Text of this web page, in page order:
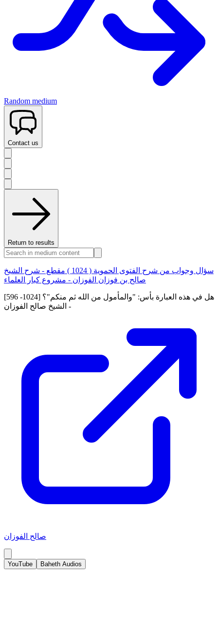
Random medium
Contact us
Return to results
سؤال وجواب من شرح الفتوى الحموية ( 1024 ) مقطع - شرح الشيخ
صالح بن فوزان الفوزان - مشروع كبار العلماء
[596 -1024] هل في هذه العبارة بأس: "والمأمول من الله ثم منكم"؟
- الشيخ صالح الفوزان
صالح الفوزان
YouTube Baheth Audios